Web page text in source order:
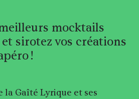
mocktails
et sirotez vos créations
!
la Gaîté Lyrique et ses